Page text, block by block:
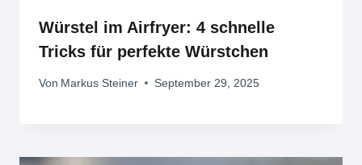
Würstel im Airfryer: 4 schnelle
Tricks für perfekte Würstchen
Von Markus Steiner September 29, 2025